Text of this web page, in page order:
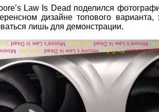
Law Is Dead поделился
дизайне топового
лишь для демонстрации.